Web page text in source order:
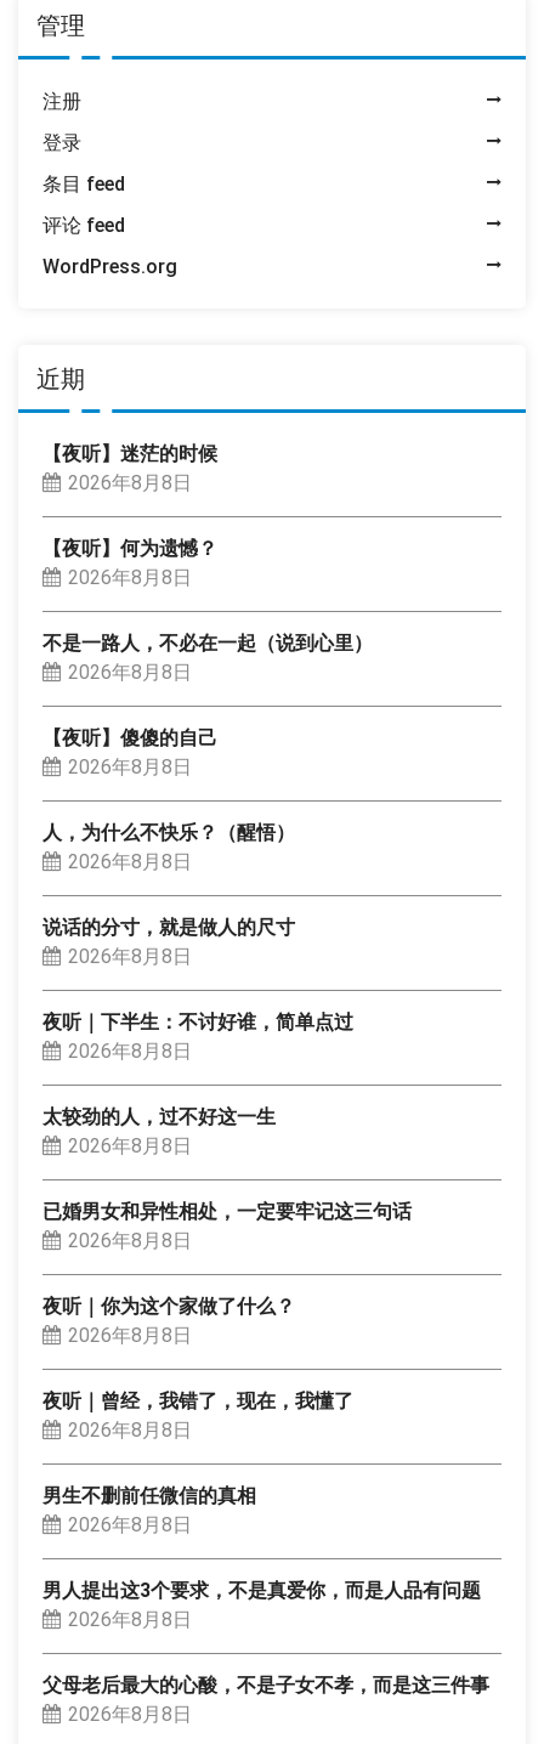
管理
注册
登录
条目 feed
评论 feed
WordPress.org
近期
【夜听】迷茫的时候
2026年8月8日
【夜听】何为遗憾？
2026年8月8日
不是一路人，不必在一起（说到心里）
2026年8月8日
【夜听】傻傻的自己
2026年8月8日
人，为什么不快乐？（醒悟）
2026年8月8日
说话的分寸，就是做人的尺寸
2026年8月8日
夜听｜下半生：不讨好谁，简单点过
2026年8月8日
太较劲的人，过不好这一生
2026年8月8日
已婚男女和异性相处，一定要牢记这三句话
2026年8月8日
夜听｜你为这个家做了什么？
2026年8月8日
夜听｜曾经，我错了，现在，我懂了
2026年8月8日
男生不删前任微信的真相
2026年8月8日
男人提出这3个要求，不是真爱你，而是人品有问题
2026年8月8日
父母老后最大的心酸，不是子女不孝，而是这三件事
2026年8月8日